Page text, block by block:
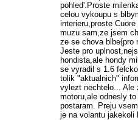
pohled'.Proste
celou vykoupu s
interieru,proste
muzu sam,ze jsem
ze se chova blbe{pro
Jeste pro
hondista,ale hondy
se vyradil s 1.6
tolik "aktualnich"
vylezt nechtelo... Ale
motoru,ale odnesly
postaram. Preju
je na volantu jakekoli